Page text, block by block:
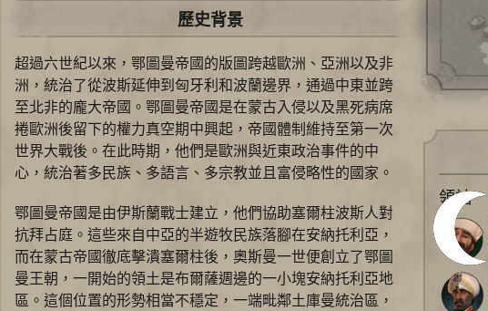
歷史背景
超過六世紀以來，鄂圖曼帝國的版圖跨越歐洲、亞洲以及非
洲，統治了從波斯延伸到匈牙利和波蘭邊界，通過中東並跨
至北非的龐大帝國。鄂圖曼帝國是在蒙古入侵以及黑死病席
捲歐洲後留下的權力真空期中興起，帝國體制維持至第一次
世界大戰後。在此時期，他們是歐洲與近東政治事件的中
心，統治著多民族、多語言、多宗教並且富侵略性的國家。
鄂圖曼帝國是由伊斯蘭戰士建立，他們協助塞爾柱波斯人對
抗拜占庭。這些來自中亞的半遊牧民族落腳在安納托利亞，
而在蒙古帝國徹底擊潰塞爾柱後，奧斯曼一世便創立了鄂圖
曼王朝，一開始的領土是布爾薩週邊的一小塊安納托利亞地
區。這個位置的形勢相當不穩定，一端毗鄰土庫曼統治區，
領袖